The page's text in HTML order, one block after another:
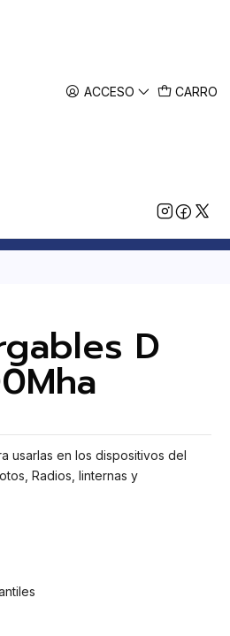
ACCESO CARRO
D
usarlas en los dispositivos del
Radios, linternas y